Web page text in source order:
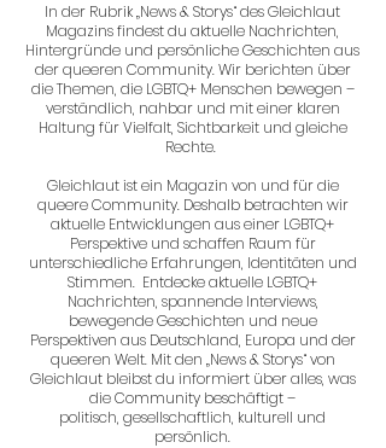
In der Rubrik „News & Storys“ des Gleichlaut
Magazins findest du aktuelle Nachrichten,
Hintergründe und persönliche Geschichten aus
der queeren Community. Wir berichten über
die Themen, die LGBTQ+ Menschen bewegen –
verständlich, nahbar und mit einer klaren
Haltung für Vielfalt, Sichtbarkeit und gleiche
Rechte.
Gleichlaut ist ein Magazin von und für die
queere Community. Deshalb betrachten wir
aktuelle Entwicklungen aus einer LGBTQ+
Perspektive und schaffen Raum für
unterschiedliche Erfahrungen, Identitäten und
Stimmen. Entdecke aktuelle LGBTQ+
Nachrichten, spannende Interviews,
bewegende Geschichten und neue
Perspektiven aus Deutschland, Europa und der
queeren Welt. Mit den „News & Storys“ von
Gleichlaut bleibst du informiert über alles, was
die Community beschäftigt –
politisch, gesellschaftlich, kulturell und
persönlich.